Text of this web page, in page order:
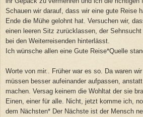
Schauen wir darauf, dass wir eine gute Reise
Ende die Mühe gelohnt hat. Versuchen wir,
einen leeren Sitz zurücklassen, der
bei den Weiterreisenden hinterlässt.
Ich wünsche allen eine Gute Reise*Quelle
Worte von mir.. Früher war es so. Da waren
müssen besser aufeinander aufpassen,
machen. Versag keinem die Wohltat der sie
Einen, einer für alle. Nicht, jetzt komme ich,
dem Nächsten* Der Nächste ist der Mensch